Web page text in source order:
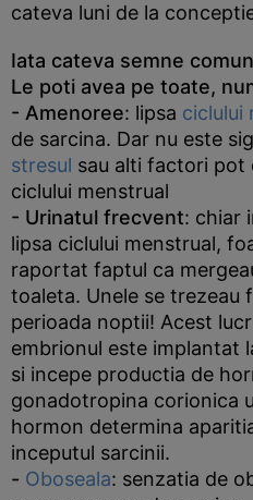
cateva luni de la
Iata cateva semne
Le poti avea pe toate,
- Amenoree: lipsa ciclului
de sarcina. Dar nu este
stresul sau alti factori pot
ciclului menstrual
- Urinatul frecvent: chiar
lipsa ciclului menstrual,
raportat faptul ca
toaleta. Unele se trezeau
perioada noptii! Acest
embrionul este implantat
si incepe productia de
gonadotropina corionica
hormon determina
inceputul sarcinii.
- Oboseala: senzatia de